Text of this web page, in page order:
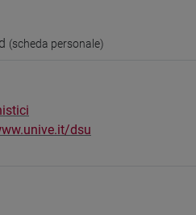
(scheda personale)
dsu